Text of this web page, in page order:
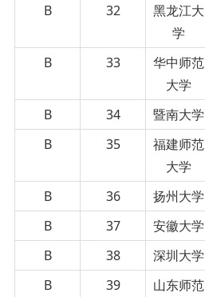
B 32
黑龙江大
学
B 33
华中师范
大学
B 34 暨南大学
B
35
福建师范
大学
B 36 扬州大学
B
37 安徽大学
B
38 深圳大学
B
39
山东师范